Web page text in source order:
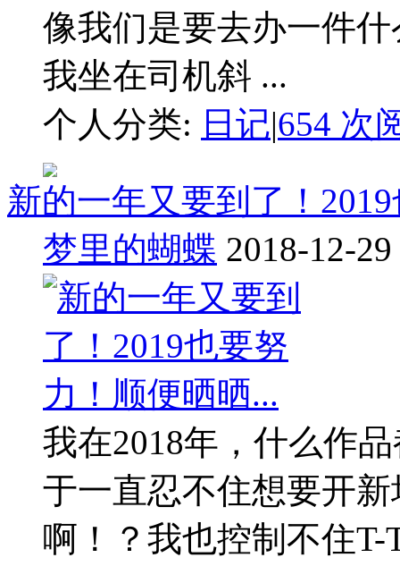
像我们是要去办一件
我坐在司机斜 ...
个人分类: 日记|654 次
新的一年又要到了！
梦里的蝴蝶 2018-12-
我在2018年，什么作
于一直忍不住想要开
啊！？我也控制不住